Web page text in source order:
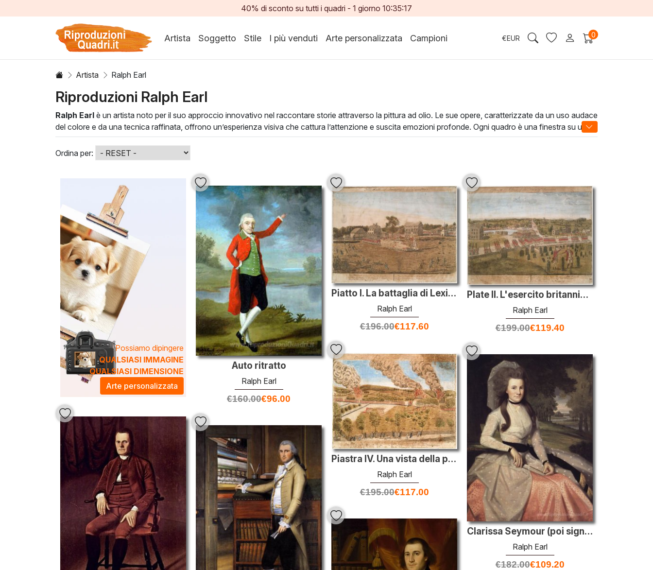
40% di sconto su tutti i quadri - 1 giorno 10:35:16
Artista Soggetto Stile I più venduti Arte personalizzata Campioni €EUR 0
Artista Ralph Earl
Riproduzioni Ralph Earl
Ralph Earl è un artista noto per il suo approccio innovativo nel raccontare storie attraverso la pittura ad olio. Le sue opere, caratterizzate da un uso audace
del colore e da una tecnica raffinata, offrono un’esperienza visiva che cattura l’attenzione e suscita emozioni profonde. Ogni quadro è una finestra su un
mondo unico, dove la luce e l’ombra danzano armoniosamente.
Le tele di Earl si adattano perfettamente a qualsiasi ambiente, portando un tocco di eleganza e carattere. Che si tratti di un soggiorno moderno o di un
ufficio classico, le sue creazioni sono in grado di trasformare lo spazio, rendendolo più accogliente e stimolante. Scoprire l’arte di Ralph Earl significa non
solo abbellire un ambiente, ma anche arricchire la propria vita con bellezza e ispirazione.
Ordina per:
Possiamo dipingere
QUALSIASI IMMAGINE
QUALSIASI DIMENSIONE
Arte personalizzata
Auto ritratto
Ralph Earl
€160.00€96.00
Piatto I. La battaglia di Lexington, 19 aprile 1775
Ralph Earl
€196.00€117.60
Plate II. L'esercito britannico a Concord
Ralph Earl
€199.00€119.40
Piastra IV. Una vista della parte sud di Lexington
Ralph Earl
€195.00€117.00
Clarissa Seymour (poi signora Truman Marsh)
Ralph Earl
€182.00€109.20